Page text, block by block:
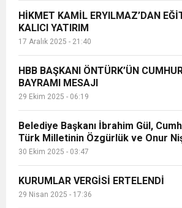
HİKMET KAMİL ERYILMAZ’DAN
KALICI YATIRIM
17 Aralık 2025 - 21:40
HBB BAŞKANI ÖNTÜRK’ÜN
BAYRAMI MESAJI
29 Ekim 2025 - 06:19
Belediye Başkanı İbrahim Gül,
Türk Milletinin Özgürlük ve Onur
30 Ekim 2025 - 03:47
KURUMLAR VERGİSİ ERTELENDİ
29 Nisan 2025 - 17:36